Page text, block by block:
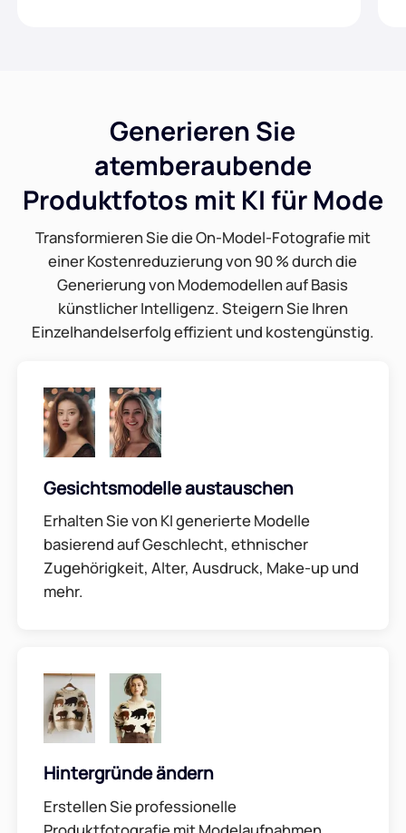
Generieren Sie
atemberaubende
Produktfotos mit KI für Mode
Transformieren Sie die On-Model-Fotografie mit
einer Kostenreduzierung von 90 % durch die
Generierung von Modemodellen auf Basis
künstlicher Intelligenz. Steigern Sie Ihren
Einzelhandelserfolg effizient und kostengünstig.
Gesichtsmodelle austauschen
Erhalten Sie von KI generierte Modelle
basierend auf Geschlecht, ethnischer
Zugehörigkeit, Alter, Ausdruck, Make-up und
mehr.
Hintergründe ändern
Erstellen Sie professionelle